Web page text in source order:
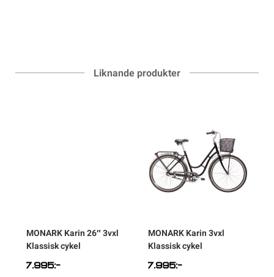
Liknande produkter
MONARKKarin 26″ 3vxl
Klassisk cykel
7.995:-
MONARKKarin 3vxl
Klassisk cykel
7.995:-